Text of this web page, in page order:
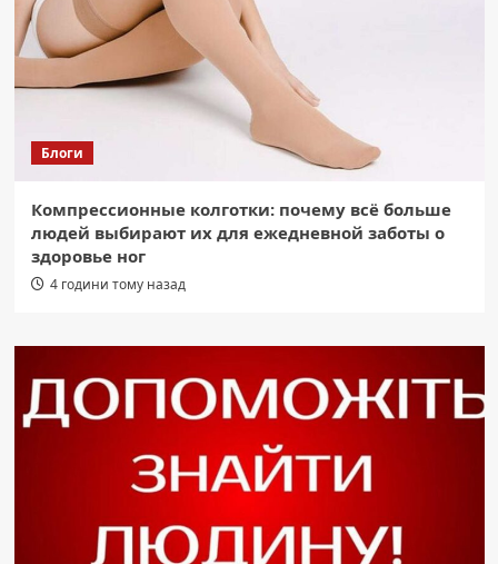
Блоги
Компрессионные колготки: почему всё больше
людей выбирают их для ежедневной заботы о
здоровье ног
4 години тому назад